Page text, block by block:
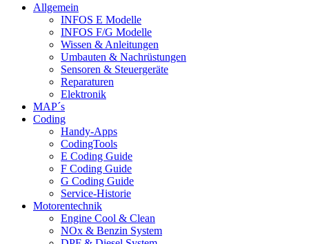
Allgemein
INFOS E Modelle
INFOS F/G Modelle
Wissen & Anleitungen
Umbauten & Nachrüstungen
Sensoren & Steuergeräte
Reparaturen
Elektronik
MAP´s
Coding
Handy-Apps
CodingTools
E Coding Guide
F Coding Guide
G Coding Guide
Service-Historie
Motorentechnik
Engine Cool & Clean
NOx & Benzin System